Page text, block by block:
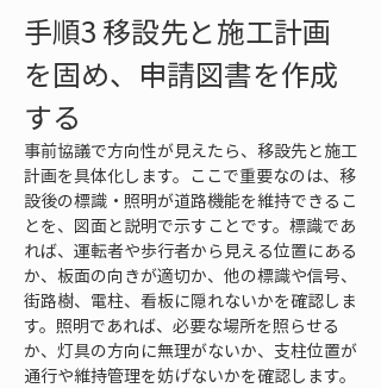
手順3 移設先と施工計画
を固め、申請図書を作成
する
事前協議で方向性が見えたら、移設先と施工
計画を具体化します。ここで重要なのは、移
設後の標識・照明が道路機能を維持できるこ
とを、図面と説明で示すことです。標識であ
れば、運転者や歩行者から見える位置にある
か、板面の向きが適切か、他の標識や信号、
街路樹、電柱、看板に隠れないかを確認しま
す。照明であれば、必要な場所を照らせる
か、灯具の方向に無理がないか、支柱位置が
通行や維持管理を妨げないかを確認します。